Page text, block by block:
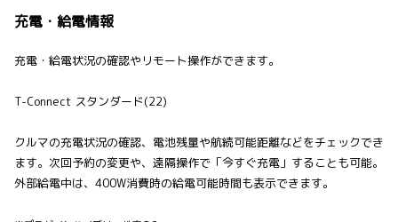
充電・給電情報
充電・給電状況の確認やリモート操作ができます。
T-Connect スタンダード(22)
クルマの充電状況の確認、電池残量や航続可能距離などをチェックでき
ます。次回予約の変更や、遠隔操作で「今すぐ充電」することも可能。
外部給電中は、400W消費時の給電可能時間も表示できます。